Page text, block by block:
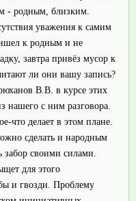
- родным, близким.
уважения к самим
к родным и не
завтра привёз мусор к
ли они вашу запись?
В.В. в курсе этих
нашего с ним разговора.
что делает в этом плане.
сделать и народным
забор своими силами.
для этого
и гвозди. Проблему